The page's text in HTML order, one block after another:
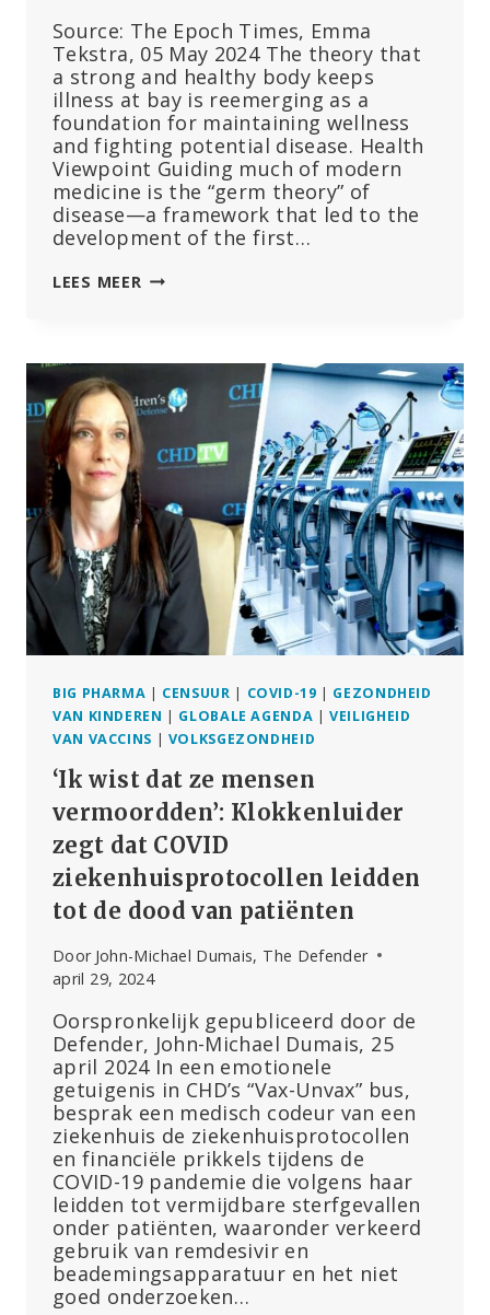
Source: The Epoch Times, Emma
Tekstra, 05 May 2024 The theory that
a strong and healthy body keeps
illness at bay is reemerging as a
foundation for maintaining wellness
and fighting potential disease. Health
Viewpoint Guiding much of modern
medicine is the “germ theory” of
disease—a framework that led to the
development of the first…
LEES MEER TERRAIN
A
FRESH
LOOK
AT
OLD
PRINCIPLE
BIG PHARMA | CENSUUR | COVID-19 | GEZONDHEID
VAN KINDEREN | GLOBALE AGENDA |VEILIGHEID
VAN VACCINS | VOLKSGEZONDHEID
‘Ik wist dat ze mensen
vermoordden’: Klokkenluider
zegt dat COVID
ziekenhuisprotocollen leidden
tot de dood van patiënten
Door John-Michael Dumais, The Defender
april 29, 2024
Oorspronkelijk gepubliceerd door de
Defender, John-Michael Dumais, 25
april 2024 In een emotionele
getuigenis in CHD’s “Vax-Unvax” bus,
besprak een medisch codeur van een
ziekenhuis de ziekenhuisprotocollen
en financiële prikkels tijdens de
COVID-19 pandemie die volgens haar
leidden tot vermijdbare sterfgevallen
onder patiënten, waaronder verkeerd
gebruik van remdesivir en
beademingsapparatuur en het niet
goed onderzoeken…